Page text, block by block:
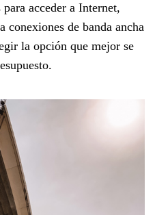
acceder a Internet,
conexiones de banda ancha
la opción que mejor se